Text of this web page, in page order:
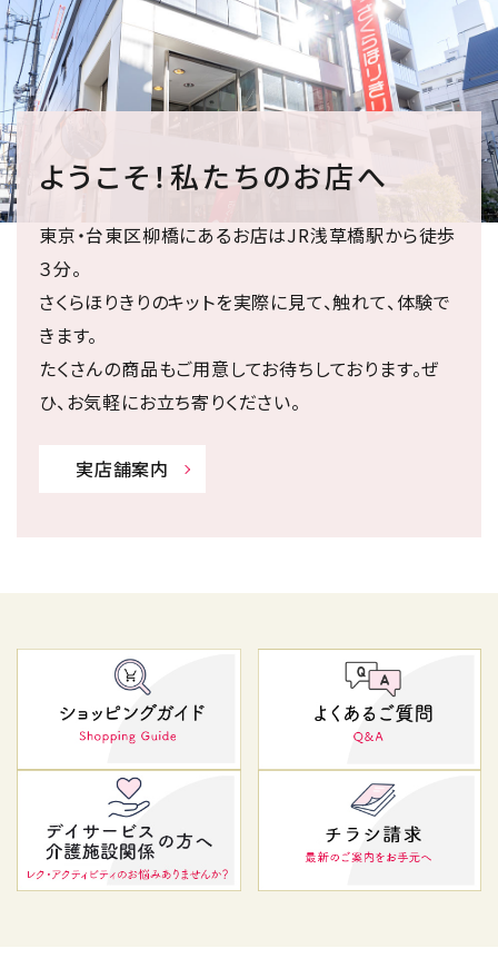
ようこそ！私たちのお店へ
東京・台東区柳橋にあるお店はJR浅草橋駅から徒歩
３分。
さくらほりきりのキットを実際に見て、触れて、体験で
きます。
たくさんの商品もご用意してお待ちしております。ぜ
ひ、お気軽にお立ち寄りください。
実店舗案内